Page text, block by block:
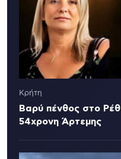
Κρήτη
Βαρύ πένθος στο
54χρονη Άρτεμης